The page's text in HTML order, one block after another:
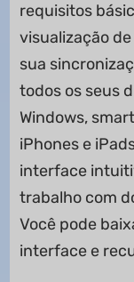
requisitos
visualização
sua
todos os seus
Windows,
iPhones e
interface
trabalho com
Você pode
interface e